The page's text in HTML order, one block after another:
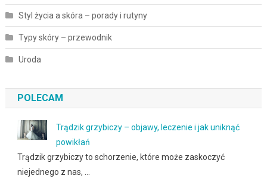
Styl życia a skóra – porady i rutyny
Typy skóry – przewodnik
Uroda
POLECAM
Trądzik grzybiczy – objawy, leczenie i jak uniknąć
powikłań
Trądzik grzybiczy to schorzenie, które może zaskoczyć
niejednego z nas, …